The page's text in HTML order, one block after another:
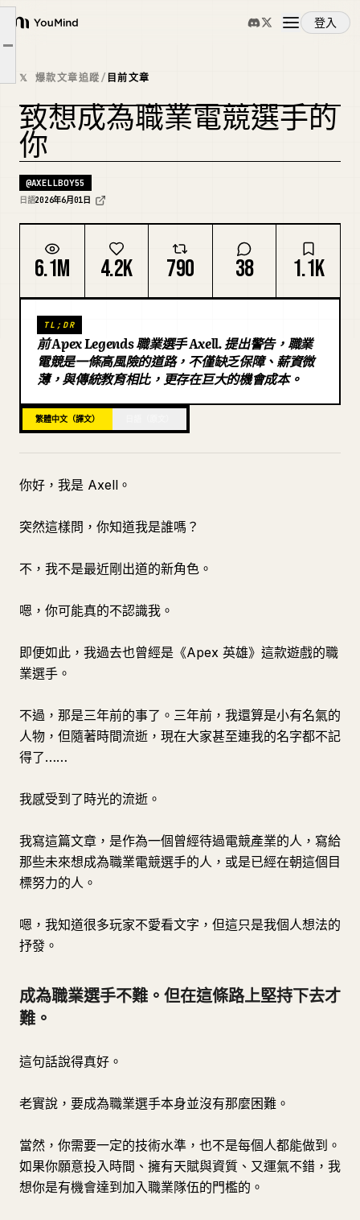
YouMind
登入
概覽
使用案例
技能
提示詞
定價
下載
部落格
更新
𝕏 爆款文章追蹤/ 目前文章
致想成為職業電競選手的
你
@AXELLBOY55
日語2026年6月01日
6.1M 4.2K 790 38 1.1K
TL;DR
前 Apex Legends 職業選手 Axell. 提出警告，職業
電競是一條高風險的道路，不僅缺乏保障、薪資微
薄，與傳統教育相比，更存在巨大的機會成本。
繁體中文（譯文）
你好，我是 Axell。
突然這樣問，你知道我是誰嗎？
不，我不是最近剛出道的新角色。
嗯，你可能真的不認識我。
即便如此，我過去也曾經是《Apex 英雄》這款遊戲的職
業選手。
不過，那是三年前的事了。三年前，我還算是小有名氣的
人物，但隨著時間流逝，現在大家甚至連我的名字都不記
得了……
我感受到了時光的流逝。
我寫這篇文章，是作為一個曾經待過電競產業的人，寫給
那些未來想成為職業電競選手的人，或是已經在朝這個目
標努力的人。
嗯，我知道很多玩家不愛看文字，但這只是我個人想法的
抒發。
成為職業選手不難。但在這條路上堅持下去才
難。
這句話說得真好。
老實說，要成為職業選手本身並沒有那麼困難。
當然，你需要一定的技術水準，也不是每個人都能做到。
如果你願意投入時間、擁有天賦與資質、又運氣不錯，我
想你是有機會達到加入職業隊伍的門檻的。